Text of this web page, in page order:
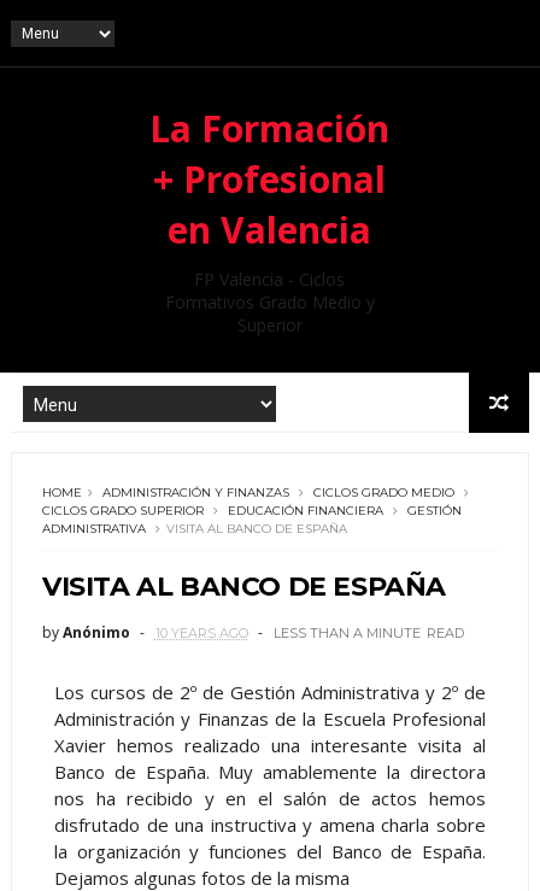
La Formación
+ Profesional
en Valencia
FP Valencia - Ciclos
Formativos Grado Medio y
Superior
HOME ADMINISTRACIÓN Y FINANZAS
CICLOS GRADO MEDIO
CICLOS GRADO SUPERIOR
EDUCACIÓN FINANCIERA
GESTIÓN
ADMINISTRATIVA
VISITA AL BANCO DE ESPAÑA
VISITA AL BANCO DE ESPAÑA
byAnónimo 10 YEARS AGO LESS THAN A MINUTE READ
Los cursos de 2º de Gestión Administrativa y 2º de
Administración y Finanzas de la Escuela Profesional
Xavier hemos realizado una interesante visita al
Banco de España. Muy amablemente la directora
nos ha recibido y en el salón de actos hemos
disfrutado de una instructiva y amena charla sobre
la organización y funciones del Banco de España.
Dejamos algunas fotos de la misma